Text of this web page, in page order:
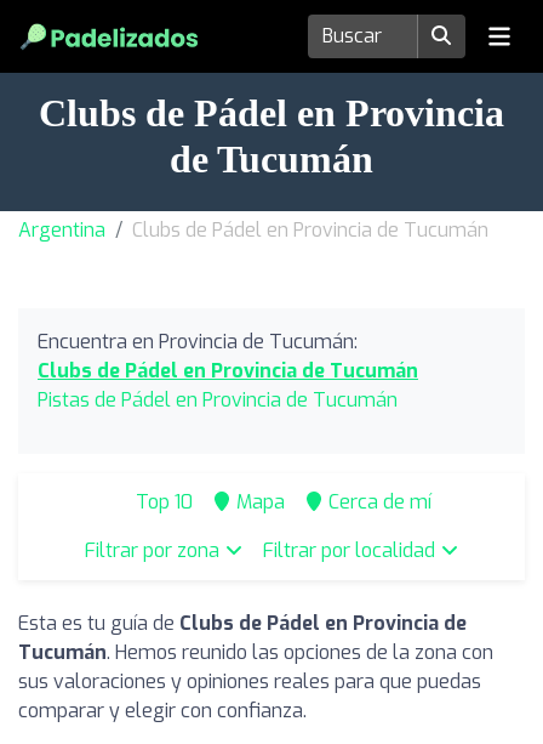
Clubs de Pádel en Provincia
de Tucumán
Argentina Clubs de Pádel en Provincia de Tucumán
Encuentra en Provincia de Tucumán:
Clubs de Pádel en Provincia de Tucumán
Pistas de Pádel en Provincia de Tucumán
Top 10 Mapa
Cerca de mí
Filtrar por zona
Filtrar por localidad
Esta es tu guía de Clubs de Pádel en Provincia de
Tucumán. Hemos reunido las opciones de la zona con
sus valoraciones y opiniones reales para que puedas
comparar y elegir con confianza.